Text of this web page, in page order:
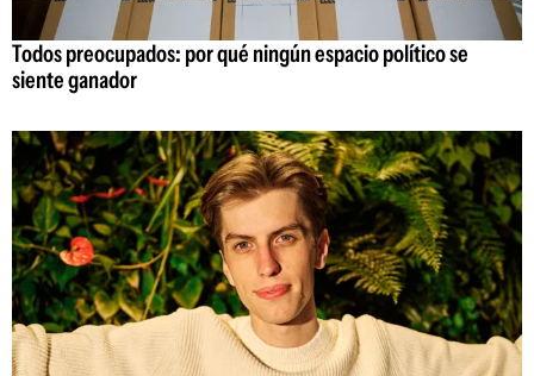
Todos preocupados: por qué ningún espacio político se
siente ganador